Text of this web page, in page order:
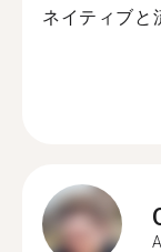
ネイティブと